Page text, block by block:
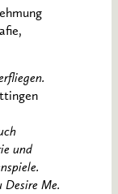
und
Desire Me.